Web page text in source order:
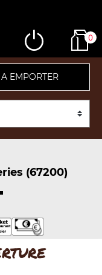
0
A EMPORTER
(67200)